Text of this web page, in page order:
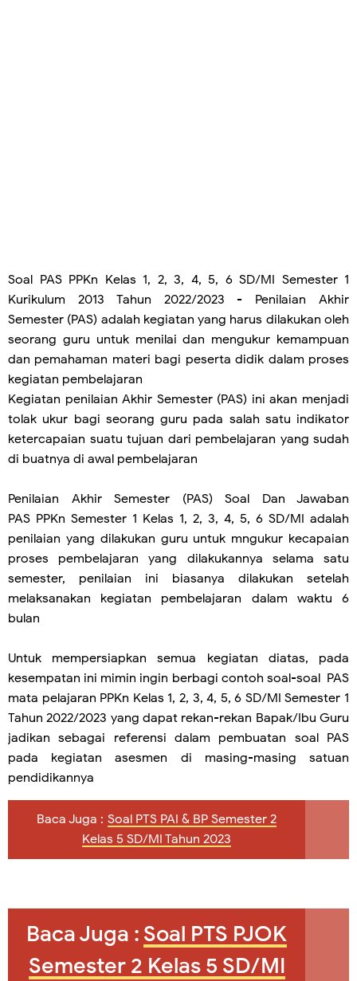
Soal PAS PPKn Kelas 1, 2, 3, 4, 5, 6 SD/MI Semester 1
Kurikulum 2013 Tahun 2022/2023 - Penilaian Akhir
Semester (PAS) adalah kegiatan yang harus dilakukan oleh
seorang guru untuk menilai dan mengukur kemampuan
dan pemahaman materi bagi peserta didik dalam proses
kegiatan pembelajaran
Kegiatan penilaian Akhir Semester (PAS) ini akan menjadi
tolak ukur bagi seorang guru pada salah satu indikator
ketercapaian suatu tujuan dari pembelajaran yang sudah
di buatnya di awal pembelajaran
Penilaian Akhir Semester (PAS) Soal Dan Jawaban
PAS PPKn Semester 1 Kelas 1, 2, 3, 4, 5, 6 SD/MI adalah
penilaian yang dilakukan guru untuk mngukur kecapaian
proses pembelajaran yang dilakukannya selama satu
semester, penilaian ini biasanya dilakukan setelah
melaksanakan kegiatan pembelajaran dalam waktu 6
bulan
Untuk mempersiapkan semua kegiatan diatas, pada
kesempatan ini mimin ingin berbagi contoh soal-soal PAS
mata pelajaran PPKn Kelas 1, 2, 3, 4, 5, 6 SD/MI Semester 1
Tahun 2022/2023 yang dapat rekan-rekan Bapak/Ibu Guru
jadikan sebagai referensi dalam pembuatan soal PAS
pada kegiatan asesmen di masing-masing satuan
pendidikannya
Baca Juga : Soal PTS PAI & BP Semester 2
Kelas 5 SD/MI Tahun 2023
Baca Juga : Soal PTS PJOK
Semester 2 Kelas 5 SD/MI